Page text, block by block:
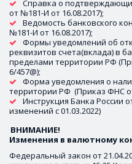
Справка о
от №181-И от 16.08.2017);
Ведомость банковского
№181-И от 16.08.2017);
Формы уведомлений об
реквизитов счета(вклада) в
пределами территории РФ
6/457@);
Форма уведомления о
территории РФ  (Приказ ФНС
Инструкция Банка России
изменений с 01.03.2022)
ВНИМАНИЕ!
Изменения в валютному
Федеральный закон от